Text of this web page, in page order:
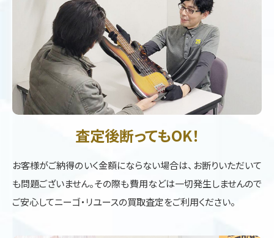
査定後断ってもOK！
お客様がご納得のいく金額にならない場合は、お断りいただいて
も問題ございません。その際も費用などは一切発生しませんので
ご安心してニーゴ・リユースの買取査定をご利用ください。